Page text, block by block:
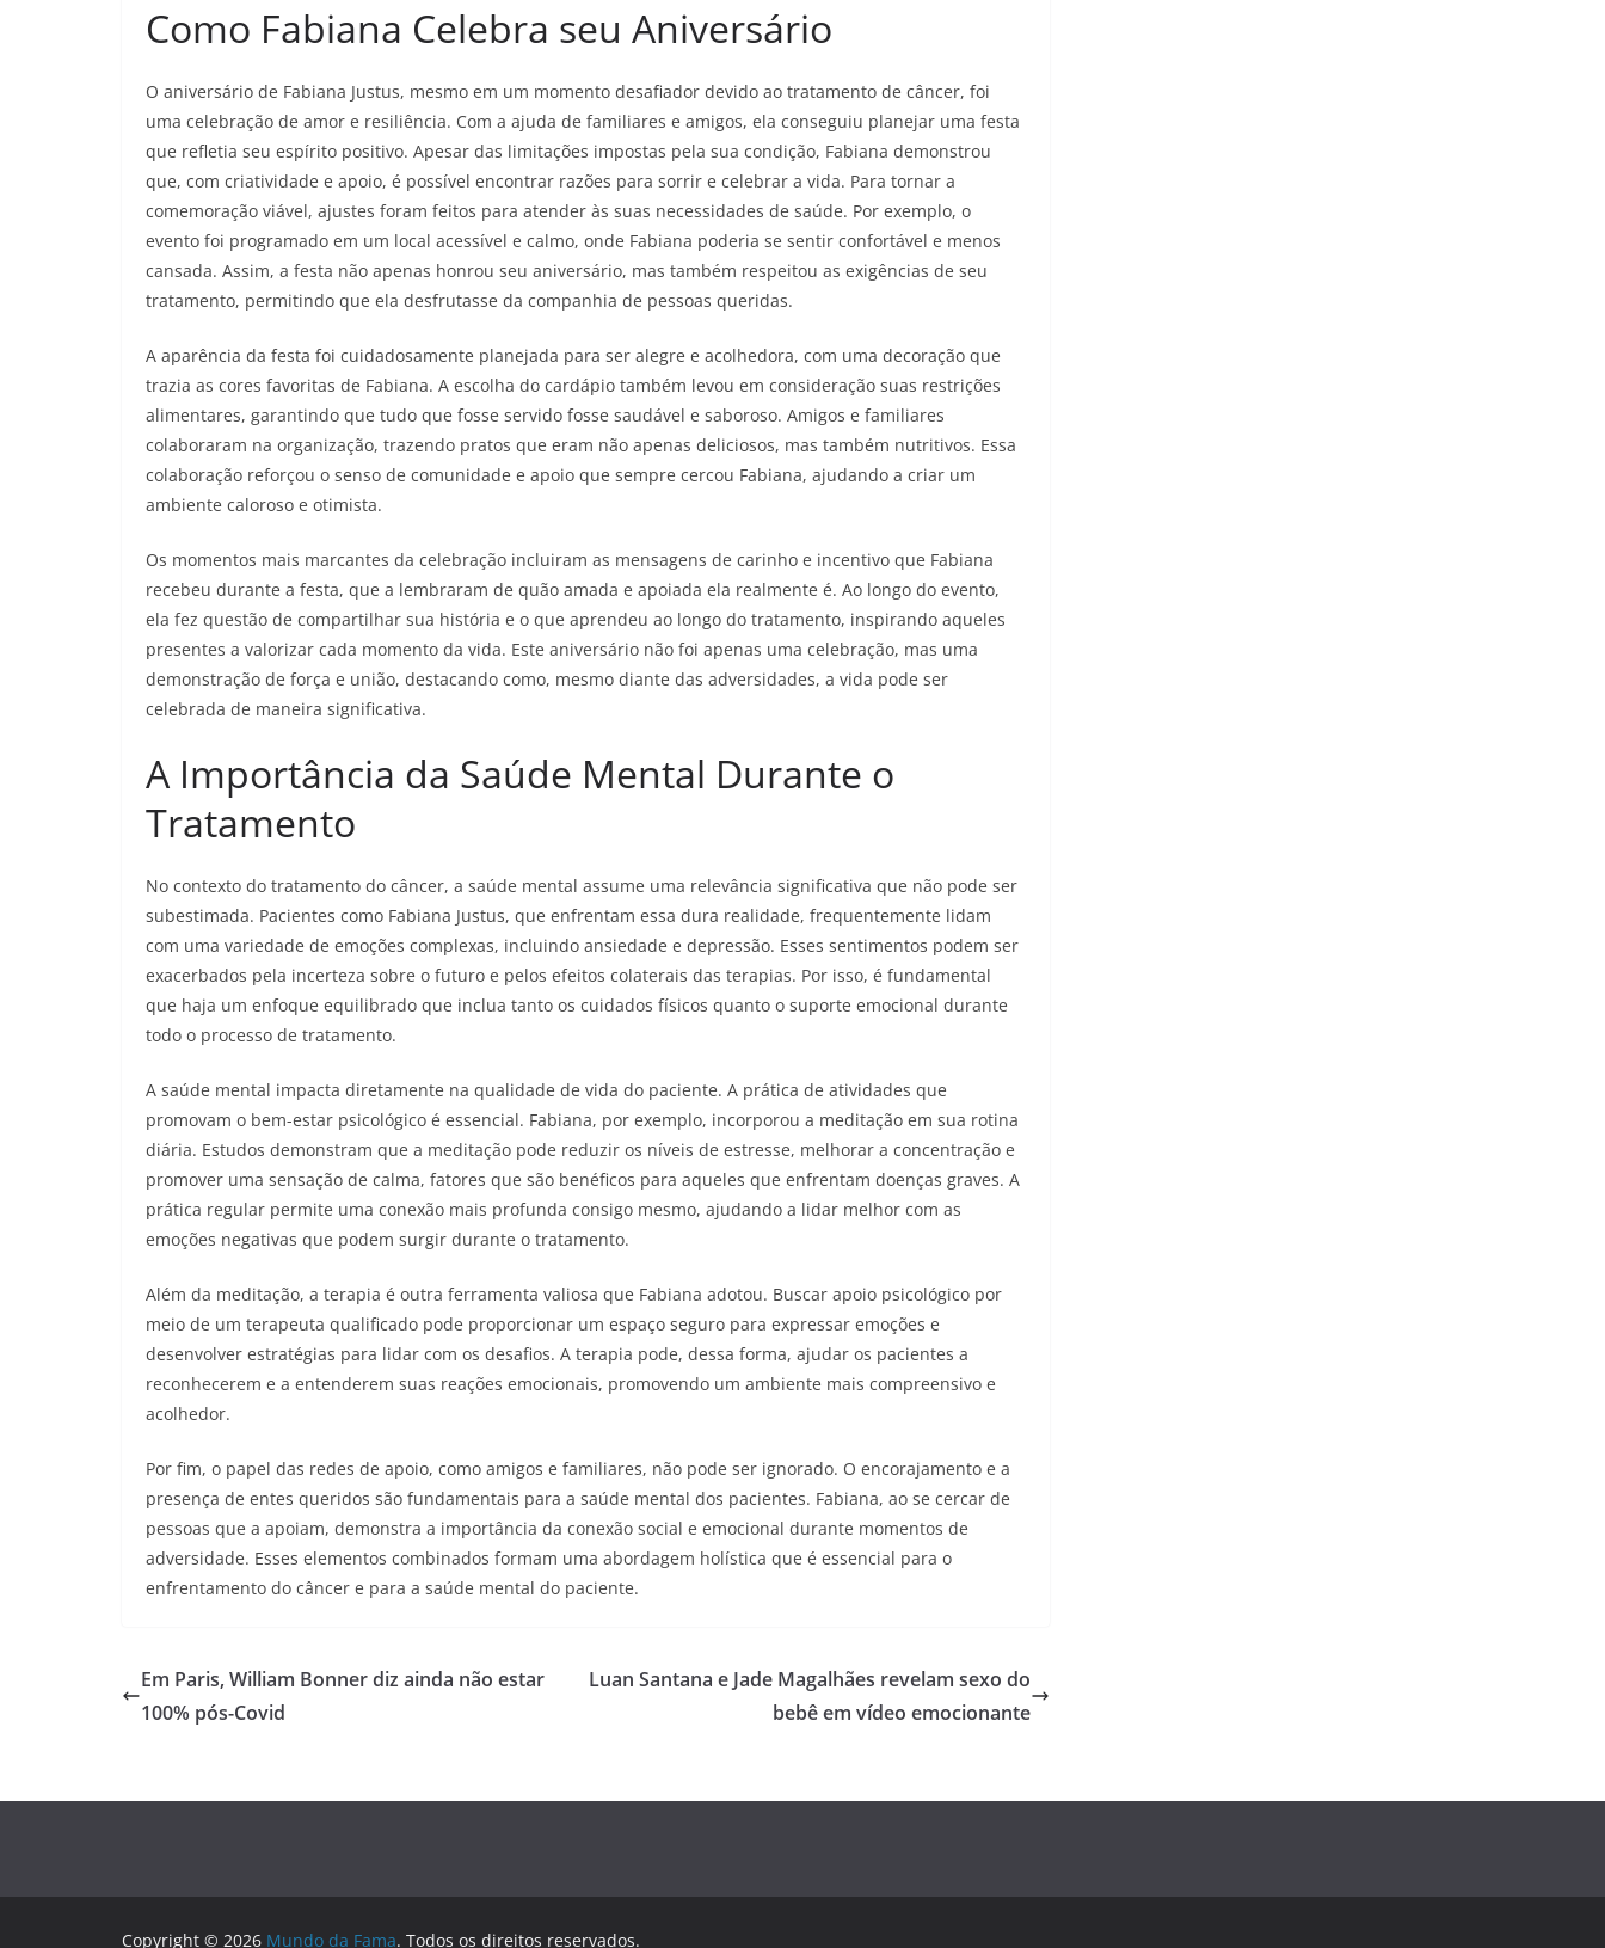
Como Fabiana Celebra seu Aniversário
O aniversário de Fabiana Justus, mesmo em um momento desafiador devido ao tratamento de câncer, foi
uma celebração de amor e resiliência. Com a ajuda de familiares e amigos, ela conseguiu planejar uma festa
que refletia seu espírito positivo. Apesar das limitações impostas pela sua condição, Fabiana demonstrou
que, com criatividade e apoio, é possível encontrar razões para sorrir e celebrar a vida. Para tornar a
comemoração viável, ajustes foram feitos para atender às suas necessidades de saúde. Por exemplo, o
evento foi programado em um local acessível e calmo, onde Fabiana poderia se sentir confortável e menos
cansada. Assim, a festa não apenas honrou seu aniversário, mas também respeitou as exigências de seu
tratamento, permitindo que ela desfrutasse da companhia de pessoas queridas.
A aparência da festa foi cuidadosamente planejada para ser alegre e acolhedora, com uma decoração que
trazia as cores favoritas de Fabiana. A escolha do cardápio também levou em consideração suas restrições
alimentares, garantindo que tudo que fosse servido fosse saudável e saboroso. Amigos e familiares
colaboraram na organização, trazendo pratos que eram não apenas deliciosos, mas também nutritivos. Essa
colaboração reforçou o senso de comunidade e apoio que sempre cercou Fabiana, ajudando a criar um
ambiente caloroso e otimista.
Os momentos mais marcantes da celebração incluiram as mensagens de carinho e incentivo que Fabiana
recebeu durante a festa, que a lembraram de quão amada e apoiada ela realmente é. Ao longo do evento,
ela fez questão de compartilhar sua história e o que aprendeu ao longo do tratamento, inspirando aqueles
presentes a valorizar cada momento da vida. Este aniversário não foi apenas uma celebração, mas uma
demonstração de força e união, destacando como, mesmo diante das adversidades, a vida pode ser
celebrada de maneira significativa.
A Importância da Saúde Mental Durante o
Tratamento
No contexto do tratamento do câncer, a saúde mental assume uma relevância significativa que não pode ser
subestimada. Pacientes como Fabiana Justus, que enfrentam essa dura realidade, frequentemente lidam
com uma variedade de emoções complexas, incluindo ansiedade e depressão. Esses sentimentos podem ser
exacerbados pela incerteza sobre o futuro e pelos efeitos colaterais das terapias. Por isso, é fundamental
que haja um enfoque equilibrado que inclua tanto os cuidados físicos quanto o suporte emocional durante
todo o processo de tratamento.
A saúde mental impacta diretamente na qualidade de vida do paciente. A prática de atividades que
promovam o bem-estar psicológico é essencial. Fabiana, por exemplo, incorporou a meditação em sua rotina
diária. Estudos demonstram que a meditação pode reduzir os níveis de estresse, melhorar a concentração e
promover uma sensação de calma, fatores que são benéficos para aqueles que enfrentam doenças graves. A
prática regular permite uma conexão mais profunda consigo mesmo, ajudando a lidar melhor com as
emoções negativas que podem surgir durante o tratamento.
Além da meditação, a terapia é outra ferramenta valiosa que Fabiana adotou. Buscar apoio psicológico por
meio de um terapeuta qualificado pode proporcionar um espaço seguro para expressar emoções e
desenvolver estratégias para lidar com os desafios. A terapia pode, dessa forma, ajudar os pacientes a
reconhecerem e a entenderem suas reações emocionais, promovendo um ambiente mais compreensivo e
acolhedor.
Por fim, o papel das redes de apoio, como amigos e familiares, não pode ser ignorado. O encorajamento e a
presença de entes queridos são fundamentais para a saúde mental dos pacientes. Fabiana, ao se cercar de
pessoas que a apoiam, demonstra a importância da conexão social e emocional durante momentos de
adversidade. Esses elementos combinados formam uma abordagem holística que é essencial para o
enfrentamento do câncer e para a saúde mental do paciente.
Em Paris, William Bonner diz ainda não estar
100% pós-Covid
Luan Santana e Jade Magalhães revelam sexo do
bebê em vídeo emocionante
Copyright © 2026 Mundo da Fama. Todos os direitos reservados.